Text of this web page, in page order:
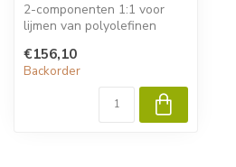
2-componenten 1:1 voor
lijmen van polyolefinen
polyethyle...
€156,10
Backorder